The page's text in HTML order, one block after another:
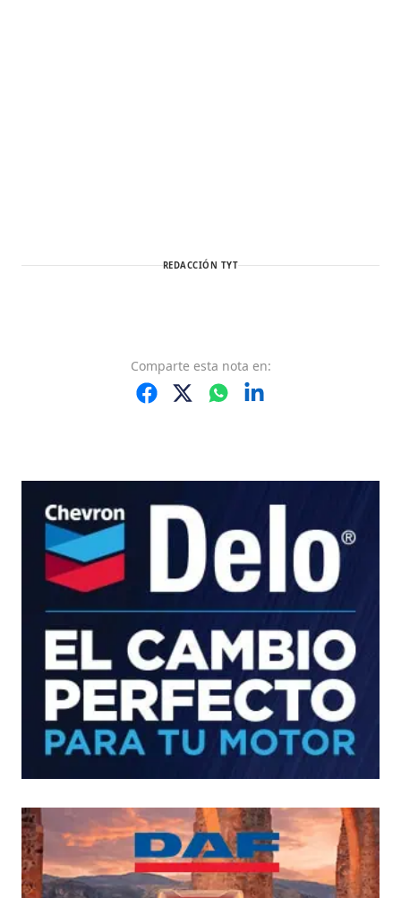
REDACCIÓN TYT
Comparte esta nota en: